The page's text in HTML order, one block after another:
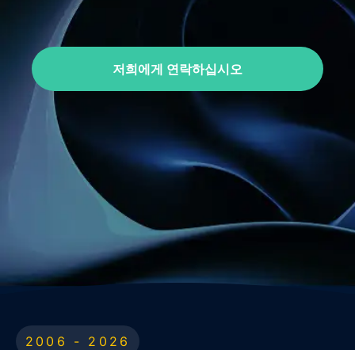
저희에게 연락하십시오
2006 - 2026